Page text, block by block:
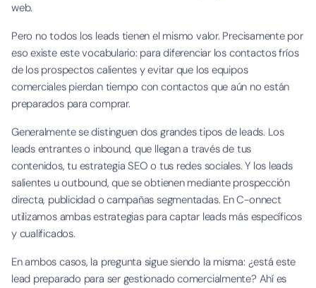
web.
Pero no todos los leads tienen el mismo valor. Precisamente por
eso existe este vocabulario: para diferenciar los contactos fríos
de los prospectos calientes y evitar que los equipos
comerciales pierdan tiempo con contactos que aún no están
preparados para comprar.
Generalmente se distinguen dos grandes tipos de leads. Los
leads entrantes o inbound, que llegan a través de tus
contenidos, tu estrategia SEO o tus redes sociales. Y los leads
salientes u outbound, que se obtienen mediante prospección
directa, publicidad o campañas segmentadas. En C-onnect
utilizamos ambas estrategias para captar leads más específicos
y cualificados.
En ambos casos, la pregunta sigue siendo la misma: ¿está este
lead preparado para ser gestionado comercialmente? Ahí es